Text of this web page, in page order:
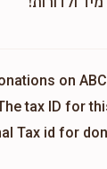
on
tax ID for
Tax id for